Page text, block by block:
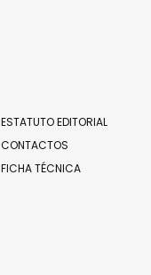
ESTATUTO EDITORIAL
CONTACTOS
FICHA TÉCNICA